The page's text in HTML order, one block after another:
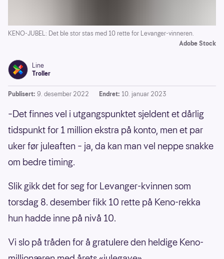
KENO-JUBEL: Det ble stor stas med 10 rette for Levanger-vinneren.
Adobe Stock
Line
Troller
Publisert: 9. desember 2022 Endret: 10. januar 2023
–Det finnes vel i utgangspunktet sjeldent et dårlig
tidspunkt for 1 million ekstra på konto, men et par
uker før juleaften – ja, da kan man vel neppe snakke
om bedre timing.
Slik gikk det for seg for Levanger-kvinnen som
torsdag 8. desember fikk 10 rette på Keno-rekka
hun hadde inne på nivå 10.
Vi slo på tråden for å gratulere den heldige Keno-